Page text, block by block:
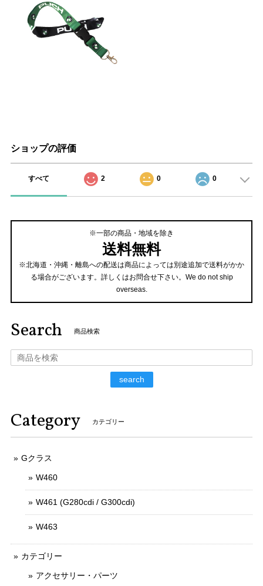
ショップの評価
すべて 2 0 0
※一部の商品・地域を除き
送料無料
※北海道・沖縄・離島への配送は商品によっては別途追加で送料がかか
る場合がございます。詳しくはお問合せ下さい。We do not ship
overseas.
Search 商品検索
search
Category カテゴリー
Gクラス
W460
W461 (G280cdi / G300cdi)
W463
カテゴリー
アクセサリー・パーツ